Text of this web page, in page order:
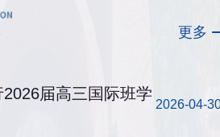
更多
届高三国际班学
2026-04-